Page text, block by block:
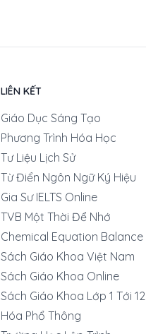
LIÊN KẾT
Giáo Dục Sáng Tạo
Phương Trình Hóa Học
Tư Liệu Lịch Sử
Từ Điển Ngôn Ngữ Ký Hiệu
Gia Sư IELTS Online
TVB Một Thời Để Nhớ
Chemical Equation Balance
Sách Giáo Khoa Việt Nam
Sách Giáo Khoa Online
Sách Giáo Khoa Lớp 1 Tới 12
Hóa Phổ Thông